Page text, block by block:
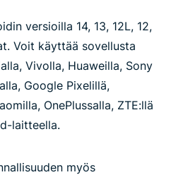
versioilla 14, 13, 12L, 12,
Voit käyttää sovellusta
Vivolla, Huaweilla, Sony
Google Pixelillä,
OnePlussalla, ZTE:llä
laitteella.
myös